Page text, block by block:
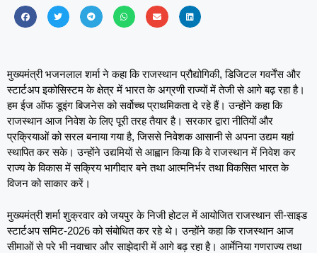
मुख्यमंत्री भजनलाल शर्मा ने कहा कि राजस्थान प्रौद्योगिकी, डिजिटल गवर्नेंस और
स्टार्टअप इकोसिस्टम के क्षेत्र में भारत के अग्रणी राज्यों में तेजी से आगे बढ़ रहा है।
हम ईज ऑफ डूइंग बिजनेस को सर्वोच्च प्राथमिकता दे रहे हैं। उन्होंने कहा कि
राजस्थान आज निवेश के लिए पूरी तरह तैयार है। सरकार द्वारा नीतियों और
प्रक्रियाओं को सरल बनाया गया है, जिससे निवेशक आसानी से अपना उद्यम यहां
स्थापित कर सके। उन्होंने उद्यमियों से आह्वान किया कि वे राजस्थान में निवेश कर
राज्य के विकास में सक्रिय भागीदार बने तथा आत्मनिर्भर तथा विकसित भारत के
विजन को साकार करें।
मुख्यमंत्री शर्मा शुक्रवार को जयपुर के निजी होटल में आयोजित राजस्थान सी-साइड
स्टार्टअप समिट-2026 को संबोधित कर रहे थे। उन्होंने कहा कि राजस्थान आज
सीमाओं से परे भी नवाचार और साझेदारी में आगे बढ़ रहा है। आर्मेनिया गणराज्य तथा